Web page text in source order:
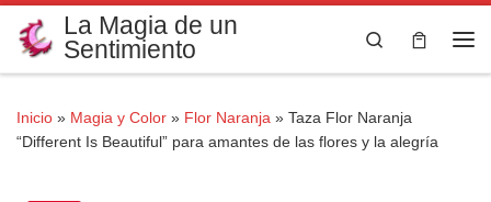
Saltar al contenido
La Magia de un
Sentimiento
Search
Inicio » Magia y Color » Flor Naranja » Taza Flor Naranja
“Different Is Beautiful” para amantes de las flores y la alegría